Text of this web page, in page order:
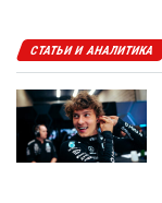
СТАТЬИ И АНАЛИТИКА